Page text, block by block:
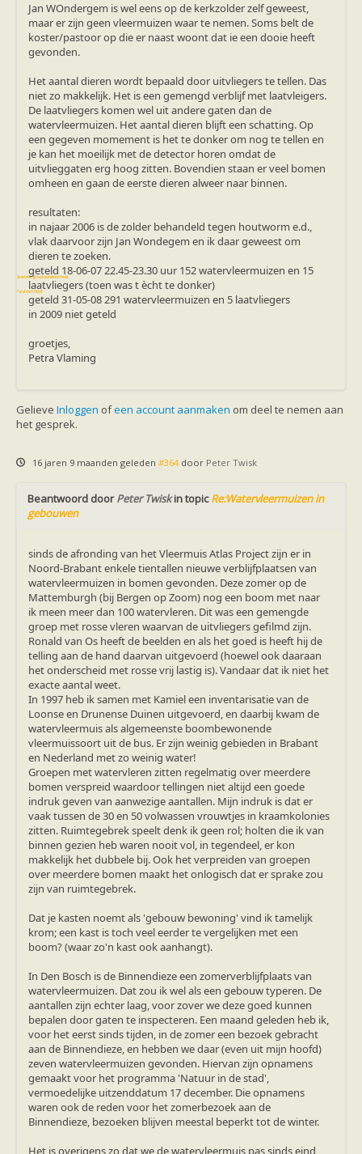
Jeugd
Internationaal
Landelijke natuurverenigingen
Ik wil graag mee op vleermuisexcursie
Aankondiging activiteiten
Ik ben op zoek naar een detector
Ecologie en soorten
Hoe vleermuizen leven
Voedsel en jagen
Verblijfplaatsen
Echolocatie
Soorten
Bosvleermuis
Brandt's vleermuis
Bruine of gewone grootoorvleermuis
Franjestaart
Gewone dwergvleermuis
Grijze grootoorvleermuis
Grote rosse vleermuis
Laatvlieger
Noordse vleermuis
Rosse vleermuis
Vale vleermuis
Vleermuizen en eikenprocessierups
Kinderpagina
Spreekbeurt
Tekenen
Spelletjes
Weetjes
Meer weten
Links
Boeken en tijdschriften
geluiden van vleermuizen
Achtergrond informatie
Nieuwsberichten
Informatiefolders
Nederland
Buitenland
Meer dan vleermuizen
Handleidingen
Vlendag presentaties
Vlennieuwsbrief
Overige publicaties
zoonose info (rabies, corona, etc)
rapporten
Handleiding
Overig
Video beelden
Forum
Naar het forum
Gewone grootoorvleermuis
Paul van Hoof
Jan WOndergem is wel eens op de kerkzolder zelf geweest,
maar er zijn geen vleermuizen waar te nemen. Soms belt de
koster/pastoor op die er naast woont dat ie een dooie heeft
gevonden.
Het aantal dieren wordt bepaald door uitvliegers te tellen. Das
niet zo makkelijk. Het is een gemengd verblijf met laatvleigers.
De laatvliegers komen wel uit andere gaten dan de
watervleermuizen. Het aantal dieren blijft een schatting. Op
een gegeven momement is het te donker om nog te tellen en
je kan het moeilijk met de detector horen omdat de
uitvlieggaten erg hoog zitten. Bovendien staan er veel bomen
omheen en gaan de eerste dieren alweer naar binnen.
resultaten:
in najaar 2006 is de zolder behandeld tegen houtworm e.d.,
vlak daarvoor zijn Jan Wondegem en ik daar geweest om
dieren te zoeken.
geteld 18-06-07 22.45-23.30 uur 152 watervleermuizen en 15
laatvliegers (toen was t ècht te donker)
geteld 31-05-08 291 watervleermuizen en 5 laatvliegers
in 2009 niet geteld
groetjes,
Petra Vlaming
Gelieve Inloggen ofeen account aanmaken om deel te nemen aan
het gesprek.
16 jaren 9 maanden geleden #364 door Peter Twisk
Beantwoord doorPeter Twiskin topicRe:Watervleermuizen in
gebouwen
sinds de afronding van het Vleermuis Atlas Project zijn er in
Noord-Brabant enkele tientallen nieuwe verblijfplaatsen van
watervleermuizen in bomen gevonden. Deze zomer op de
Mattemburgh (bij Bergen op Zoom) nog een boom met naar
ik meen meer dan 100 watervleren. Dit was een gemengde
groep met rosse vleren waarvan de uitvliegers gefilmd zijn.
Ronald van Os heeft de beelden en als het goed is heeft hij de
telling aan de hand daarvan uitgevoerd (hoewel ook daaraan
het onderscheid met rosse vrij lastig is). Vandaar dat ik niet het
exacte aantal weet.
In 1997 heb ik samen met Kamiel een inventarisatie van de
Loonse en Drunense Duinen uitgevoerd, en daarbij kwam de
watervleermuis als algemeenste boombewonende
vleermuissoort uit de bus. Er zijn weinig gebieden in Brabant
en Nederland met zo weinig water!
Groepen met watervleren zitten regelmatig over meerdere
bomen verspreid waardoor tellingen niet altijd een goede
indruk geven van aanwezige aantallen. Mijn indruk is dat er
vaak tussen de 30 en 50 volwassen vrouwtjes in kraamkolonies
zitten. Ruimtegebrek speelt denk ik geen rol; holten die ik van
binnen gezien heb waren nooit vol, in tegendeel, er kon
makkelijk het dubbele bij. Ook het verpreiden van groepen
over meerdere bomen maakt het onlogisch dat er sprake zou
zijn van ruimtegebrek.
Dat je kasten noemt als 'gebouw bewoning' vind ik tamelijk
krom; een kast is toch veel eerder te vergelijken met een
boom? (waar zo'n kast ook aanhangt).
In Den Bosch is de Binnendieze een zomerverblijfplaats van
watervleermuizen. Dat zou ik wel als een gebouw typeren. De
aantallen zijn echter laag, voor zover we deze goed kunnen
bepalen door gaten te inspecteren. Een maand geleden heb ik,
voor het eerst sinds tijden, in de zomer een bezoek gebracht
aan de Binnendieze, en hebben we daar (even uit mijn hoofd)
zeven watervleermuizen gevonden. Hiervan zijn opnamens
gemaakt voor het programma 'Natuur in de stad',
vermoedelijke uitzenddatum 17 december. Die opnamens
waren ook de reden voor het zomerbezoek aan de
Binnendieze, bezoeken blijven meestal beperkt tot de winter.
Het is overigens zo dat we de watervleermuis pas sinds eind